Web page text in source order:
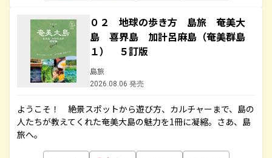
０２ 地球の歩き方 島旅 奄美大
島 喜界島 加計呂麻島（奄美群島
１） ５訂版
島旅
2026.08.06 発売
ようこそ！ 絶景スポットから遊び方、カルチャーまで、島の
人たちが教えてくれた奄美大島の魅力を1冊に凝縮。さあ、島
旅へ。